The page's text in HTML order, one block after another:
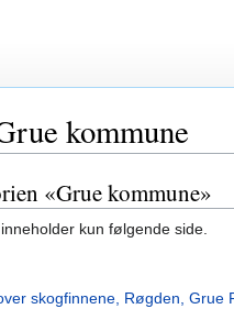
kommune
«Grue kommune»
kun følgende side.
skogfinnene, Røgden, Grue